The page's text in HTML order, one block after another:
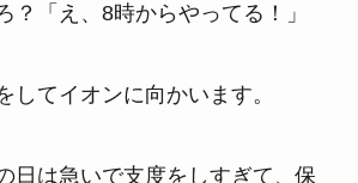
？「え、8時からやってる！」
してイオンに向かいます。
日は急いで支度をしすぎて、保